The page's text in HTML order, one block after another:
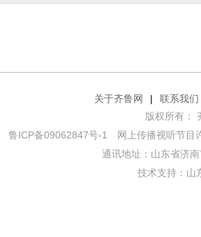
关于齐鲁网 |
联系我们
版权所有：
鲁ICP备09062847号-1
网上传播视听节目
通讯地址：山东省济
技术支持： 山